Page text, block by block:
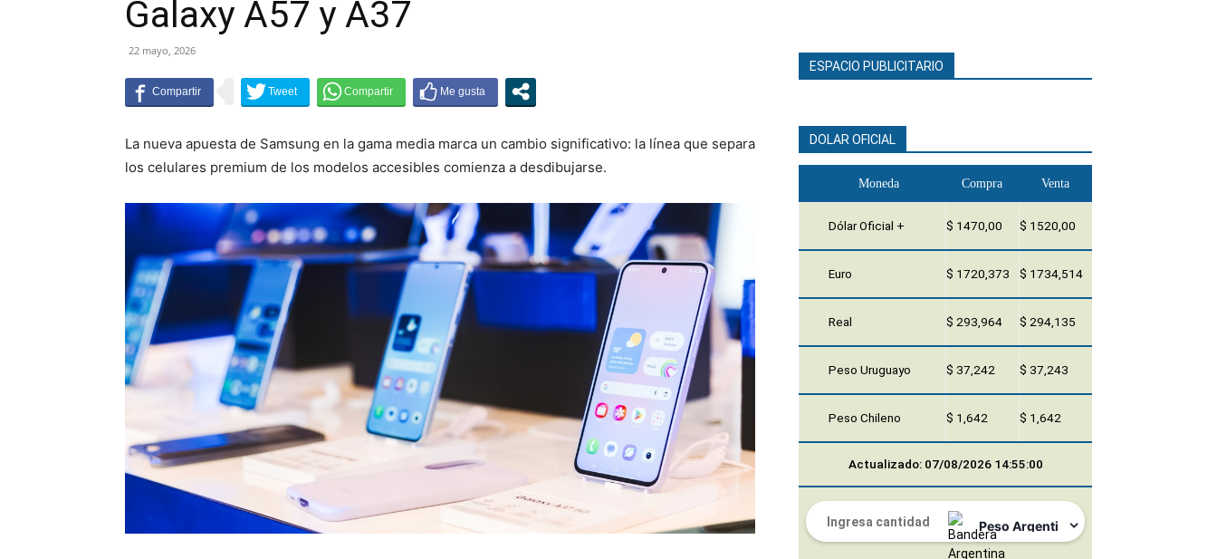
Galaxy A57 y A37
22 mayo, 2026
La nueva apuesta de Samsung en la gama media marca un cambio significativo: la línea que separa
los celulares premium de los modelos accesibles comienza a desdibujarse.
ESPACIO PUBLICITARIO
DOLAR OFICIAL
Moneda Compra Venta
Dólar Oficial + $ 1470,00 $ 1520,00
Euro $ 1720,373 $ 1734,514
Real $ 293,964 $ 294,135
Peso Uruguayo $ 37,242 $ 37,243
Peso Chileno $ 1,642 $ 1,642
Actualizado: 07/08/2026 14:55:00